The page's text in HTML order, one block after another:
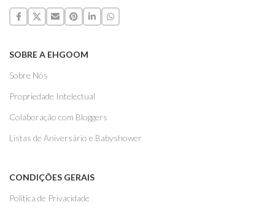
SOBRE A EHGOOM
Sobre Nós
Propriedade Intelectual
Colaboração com Bloggers
Listas de Aniversário e Babyshower
CONDIÇÕES GERAIS
Politica de Privacidade